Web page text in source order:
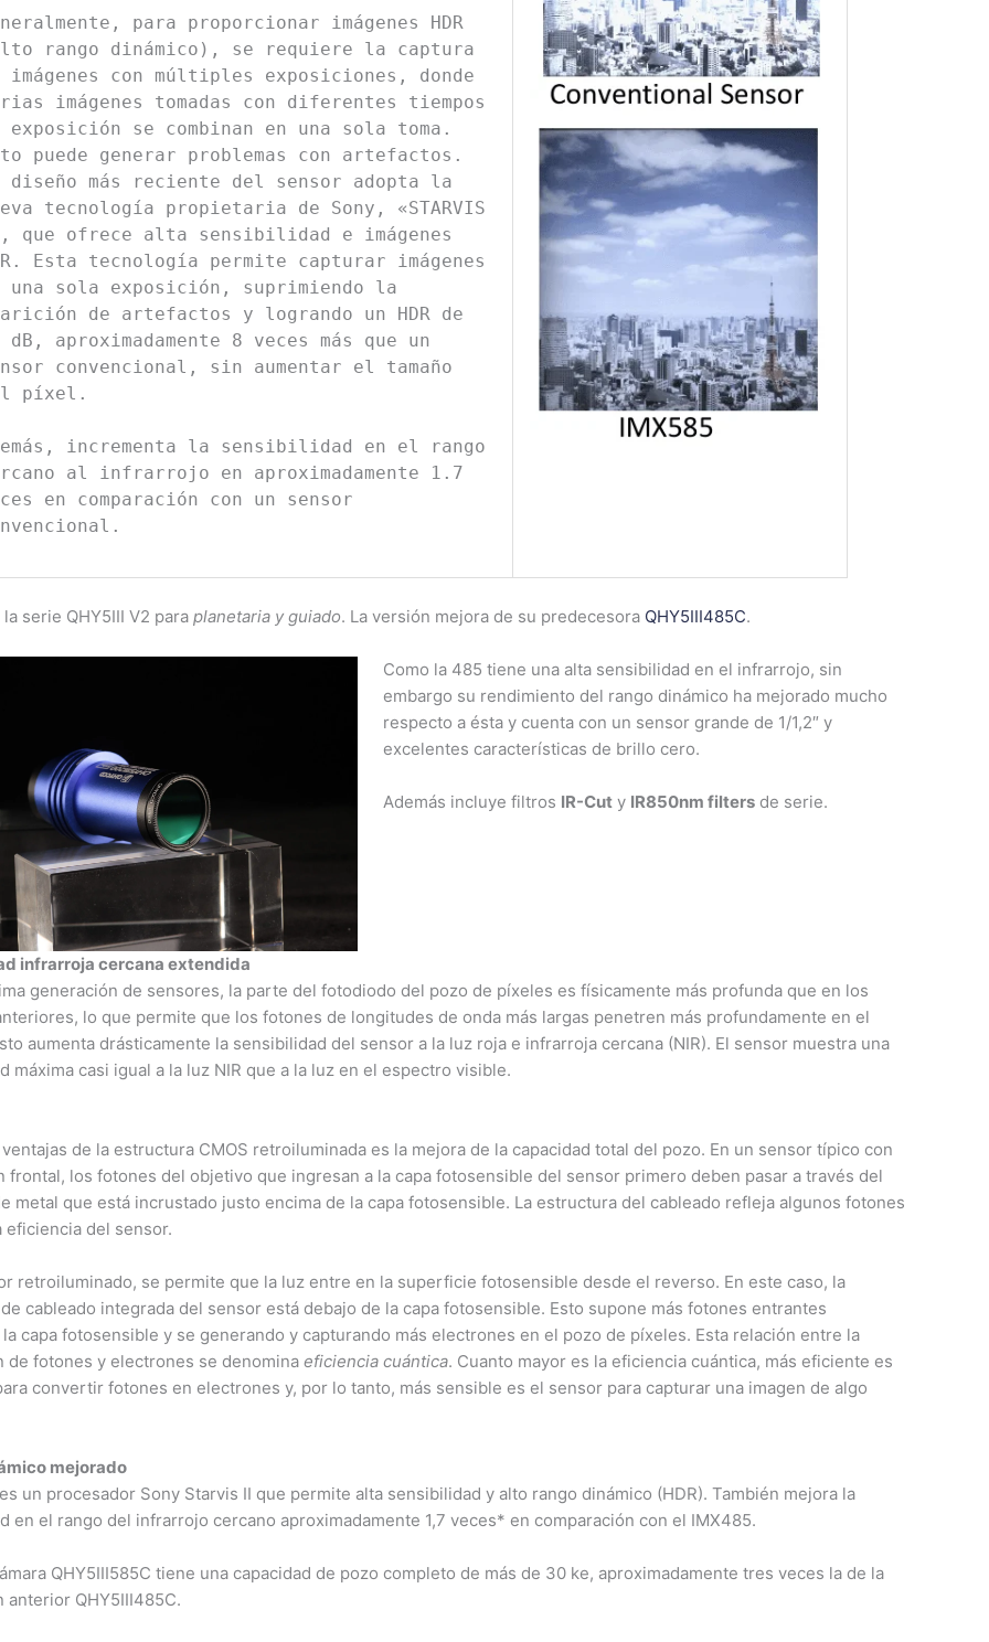
para proporcionar imágenes HDR
rango dinámico), se requiere la captura
imágenes con múltiples exposiciones, donde
imágenes tomadas con diferentes tiempos
exposición se combinan en una sola toma.
puede generar problemas con artefactos.
diseño más reciente del sensor adopta la
tecnología propietaria de Sony, «STARVIS
que ofrece alta sensibilidad e imágenes
Esta tecnología permite capturar imágenes
una sola exposición, suprimiendo la
de artefactos y logrando un HDR de
dB, aproximadamente 8 veces más que un
convencional, sin aumentar el tamaño
píxel.
incrementa la sensibilidad en el rango
al infrarrojo en aproximadamente 1.7
en comparación con un sensor
la serie QHY5III V2 para planetaria y guiado. La versión mejora de su predecesora QHY5III485C.
Como la 485 tiene una alta sensibilidad en el infrarrojo, sin
embargo su rendimiento del rango dinámico ha mejorado mucho
respecto a ésta y cuenta con un sensor grande de 1/1,2″ y
excelentes características de brillo cero.
Además incluye filtros IR-Cuty IR850nm filtersde serie.
infrarroja cercana extendida
generación de sensores, la parte del fotodiodo del pozo de píxeles es físicamente más profunda que en los
lo que permite que los fotones de longitudes de onda más largas penetren más profundamente en el
aumenta drásticamente la sensibilidad del sensor a la luz roja e infrarroja cercana (NIR). El sensor muestra una
máxima casi igual a la luz NIR que a la luz en el espectro visible.
de la estructura CMOS retroiluminada es la mejora de la capacidad total del pozo. En un sensor típico con
frontal, los fotones del objetivo que ingresan a la capa fotosensible del sensor primero deben pasar a través del
metal que está incrustado justo encima de la capa fotosensible. La estructura del cableado refleja algunos fotones
eficiencia del sensor.
retroiluminado, se permite que la luz entre en la superficie fotosensible desde el reverso. En este caso, la
cableado integrada del sensor está debajo de la capa fotosensible. Esto supone más fotones entrantes
capa fotosensible y se generando y capturando más electrones en el pozo de píxeles. Esta relación entre la
de fotones y electrones se denomina eficiencia cuántica. Cuanto mayor es la eficiencia cuántica, más eficiente es
convertir fotones en electrones y, por lo tanto, más sensible es el sensor para capturar una imagen de algo
mejorado
un procesador Sony Starvis II que permite alta sensibilidad y alto rango dinámico (HDR). También mejora la
en el rango del infrarrojo cercano aproximadamente 1,7 veces* en comparación con el IMX485.
QHY5III585C tiene una capacidad de pozo completo de más de 30 ke, aproximadamente tres veces la de la
anterior QHY5III485C.